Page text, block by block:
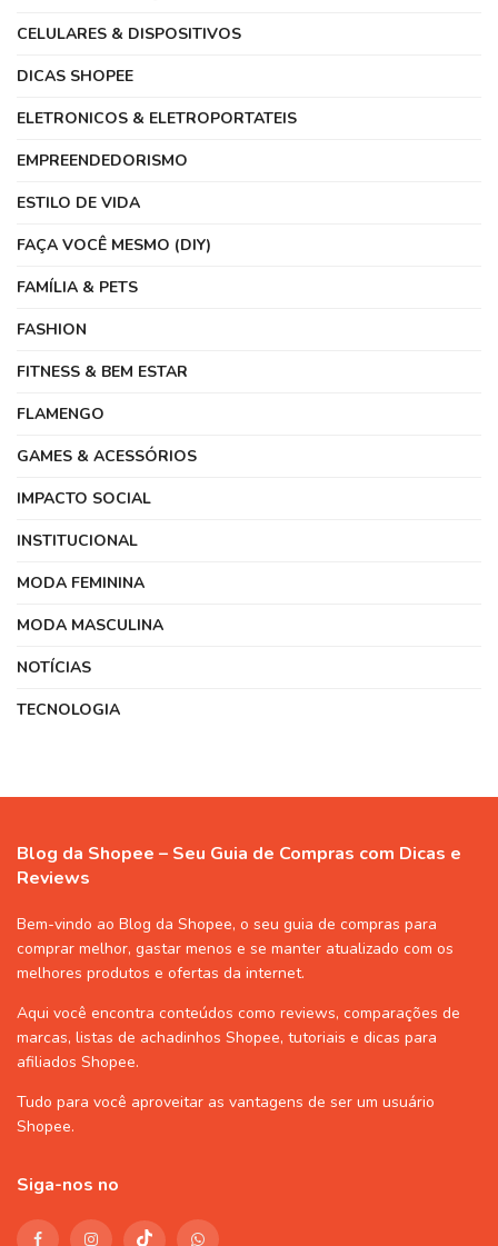
CELULARES & DISPOSITIVOS
DICAS SHOPEE
ELETRONICOS & ELETROPORTATEIS
EMPREENDEDORISMO
ESTILO DE VIDA
FAÇA VOCÊ MESMO (DIY)
FAMÍLIA & PETS
FASHION
FITNESS & BEM ESTAR
FLAMENGO
GAMES & ACESSÓRIOS
IMPACTO SOCIAL
INSTITUCIONAL
MODA FEMININA
MODA MASCULINA
NOTÍCIAS
TECNOLOGIA
Blog da Shopee – Seu Guia de Compras com Dicas e
Reviews
Bem-vindo ao Blog da Shopee, o seu guia de compras para
comprar melhor, gastar menos e se manter atualizado com os
melhores produtos e ofertas da internet.
Aqui você encontra conteúdos como reviews, comparações de
marcas, listas de achadinhos Shopee, tutoriais e dicas para
afiliados Shopee.
Tudo para você aproveitar as vantagens de ser um usuário
Shopee.
Siga-nos no